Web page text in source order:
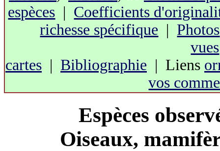
espèces | Coefficients
richesse spécifique | Photos
vues
cartes | Bibliographie | Liens
vos
Espèces
Oiseaux,